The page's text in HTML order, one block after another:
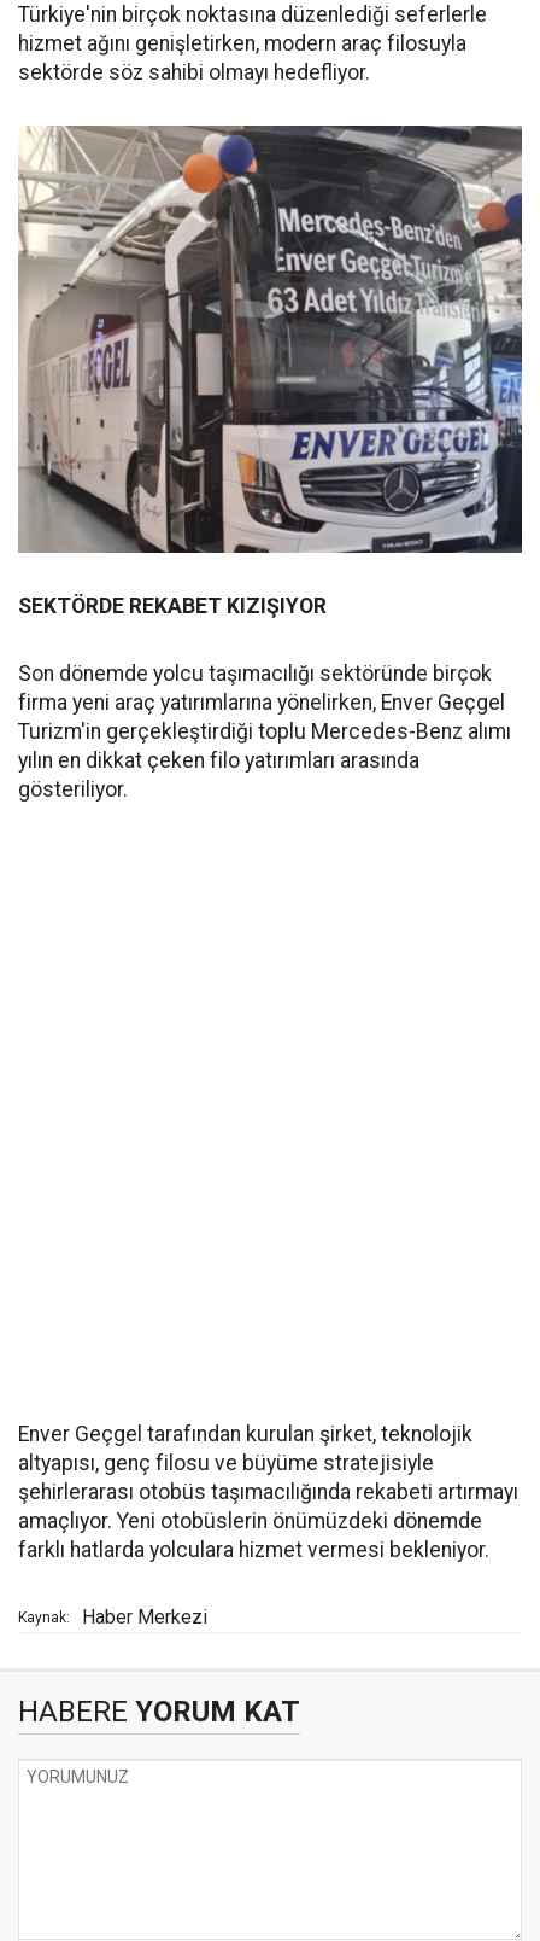
Türkiye'nin birçok noktasına düzenlediği seferlerle
hizmet ağını genişletirken, modern araç filosuyla
sektörde söz sahibi olmayı hedefliyor.
SEKTÖRDE REKABET KIZIŞIYOR
Son dönemde yolcu taşımacılığı sektöründe birçok
firma yeni araç yatırımlarına yönelirken, Enver Geçgel
Turizm'in gerçekleştirdiği toplu Mercedes-Benz alımı
yılın en dikkat çeken filo yatırımları arasında
gösteriliyor.
Enver Geçgel tarafından kurulan şirket, teknolojik
altyapısı, genç filosu ve büyüme stratejisiyle
şehirlerarası otobüs taşımacılığında rekabeti artırmayı
amaçlıyor. Yeni otobüslerin önümüzdeki dönemde
farklı hatlarda yolculara hizmet vermesi bekleniyor.
Kaynak: Haber Merkezi
HABERE YORUM KAT